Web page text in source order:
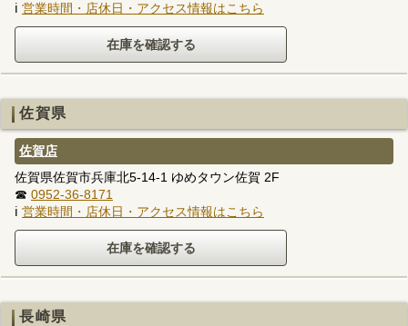
ℹ 営業時間・店休日・アクセス情報はこちら
佐賀県
佐賀店
佐賀県佐賀市兵庫北5-14-1 ゆめタウン佐賀 2F
☎ 0952-36-8171
ℹ 営業時間・店休日・アクセス情報はこちら
長崎県